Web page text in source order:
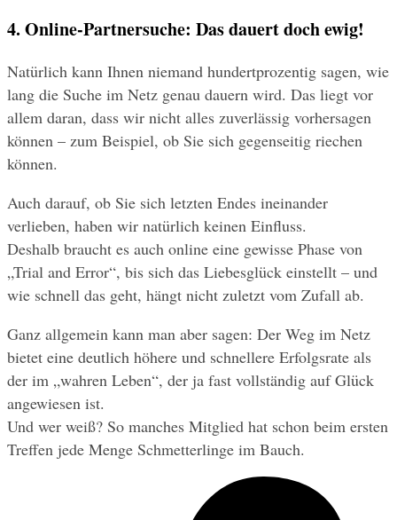
4. Online-Partnersuche: Das dauert doch ewig!
Natürlich kann Ihnen niemand hundertprozentig sagen, wie
lang die Suche im Netz genau dauern wird. Das liegt vor
allem daran, dass wir nicht alles zuverlässig vorhersagen
können – zum Beispiel, ob Sie sich gegenseitig riechen
können.
Auch darauf, ob Sie sich letzten Endes ineinander
verlieben, haben wir natürlich keinen Einfluss.
Deshalb braucht es auch online eine gewisse Phase von
„Trial and Error“, bis sich das Liebesglück einstellt – und
wie schnell das geht, hängt nicht zuletzt vom Zufall ab.
Ganz allgemein kann man aber sagen: Der Weg im Netz
bietet eine deutlich höhere und schnellere Erfolgsrate als
der im „wahren Leben“, der ja fast vollständig auf Glück
angewiesen ist.
Und wer weiß? So manches Mitglied hat schon beim ersten
Treffen jede Menge Schmetterlinge im Bauch.